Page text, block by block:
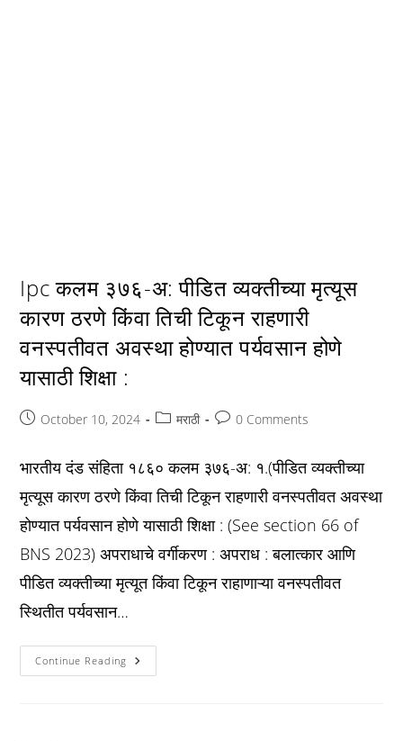
Ipc कलम ३७६-अ: पीडित व्यक्तीच्या मृत्यूस
कारण ठरणे किंवा तिची टिकून राहणारी
वनस्पतीवत अवस्था होण्यात पर्यवसान होणे
यासाठी शिक्षा :
PostOctober 10, 2024
Postमराठी
Post0 Comments
भारतीय दंड संहिता १८६० कलम ३७६-अ: १.(पीडित व्यक्तीच्या
मृत्यूस कारण ठरणे किंवा तिची टिकून राहणारी वनस्पतीवत अवस्था
होण्यात पर्यवसान होणे यासाठी शिक्षा : (See section 66 of
BNS 2023) अपराधाचे वर्गीकरण : अपराध : बलात्कार आणि
पीडित व्यक्तीच्या मृत्यूत किंवा टिकून राहाणाऱ्या वनस्पतीवत
स्थितीत पर्यवसान…
Continue Reading Ipc
कलम